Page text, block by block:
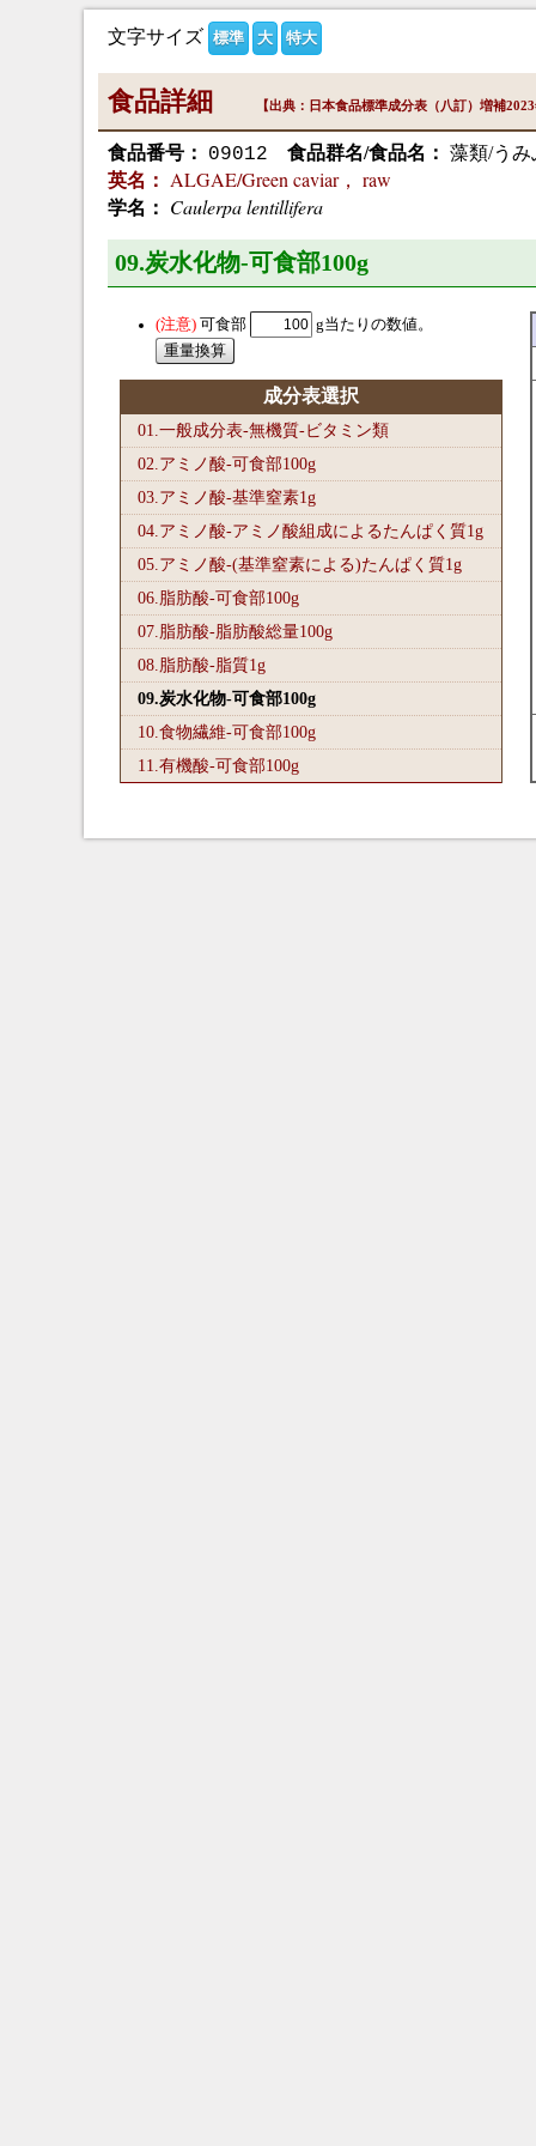
文字サイズ 標準 大 特大
食品詳細 【出典：日本食品標準成分表（八訂）増補
食品番号： 09012 食品群名/食品名： 藻類/う
英名：
ALGAE/Green caviar， raw
学名： Caulerpa lentillifera
09.炭水化物-可食部100g
可食部 g当たりの数値。
成分表選択
01.一般成分表-無機質-ビタミン類
02.アミノ酸-可食部100g
03.アミノ酸-基準窒素1g
04.アミノ酸-アミノ酸組成によるたんぱく質1g
05.アミノ酸-(基準窒素による)たんぱく質1g
06.脂肪酸-可食部100g
07.脂肪酸-脂肪酸総量100g
08.脂肪酸-脂質1g
09.炭水化物-可食部100g
10.食物繊維-可食部100g
11.有機酸-可食部100g